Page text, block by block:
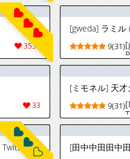
3534 9(31)
33 9(31)
[38] (Thirty8ght) FANBOX / Twitter Part.2 (2026.01.01 - 2026.07.30)